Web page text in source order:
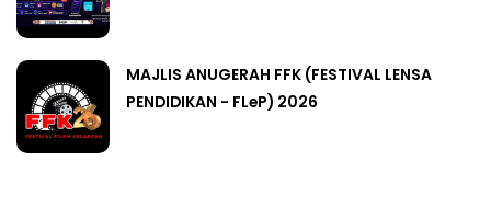
MAJLIS ANUGERAH FFK (FESTIVAL LENSA
PENDIDIKAN - FLeP) 2026